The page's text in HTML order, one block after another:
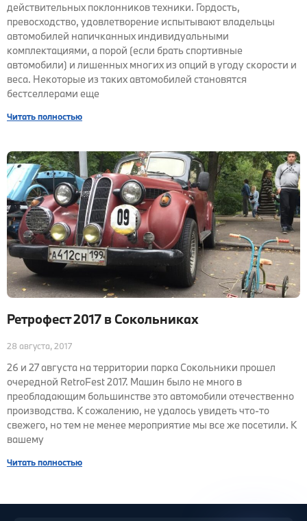
действительных поклонников техники. Гордость,
превосходство, удовлетворение испытывают владельцы
автомобилей напичканных индивидуальными
комплектациями, а порой (если брать спортивные
автомобили) и лишенных многих из опций в угоду скорости и
веса. Некоторые из таких автомобилей становятся
бестселлерами еще
Читать полностью
Ретрофест 2017 в Сокольниках
28 августа, 2017
26 и 27 августа на территории парка Сокольники прошел
очередной RetroFest 2017. Машин было не много в
преобладающим большинстве это автомобили отечественно
производства. К сожалению, не удалось увидеть что-то
свежего, но тем не менее мероприятие мы все же посетили. К
вашему
Читать полностью